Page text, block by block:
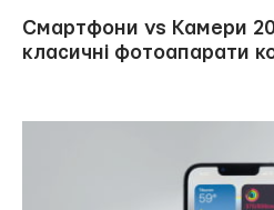
Смартфони vs Камери
класичні фотоапарати